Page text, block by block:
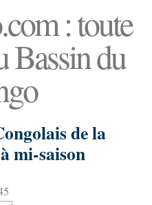
: toute
Bassin du
de la
mi-saison